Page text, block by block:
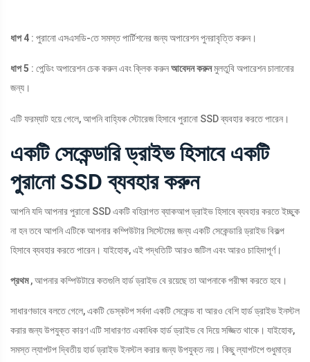
ধাপ 4 : পুরানো এসএসডি-তে সমস্ত পার্টিশনের জন্য অপারেশন পুনরাবৃত্তি করুন।
ধাপ 5 : পেন্ডিং অপারেশন চেক করুন এবং ক্লিক করুনআবেদন করুনমুলতুবি অপারেশন চালানোর
জন্য।
এটি ফরম্যাট হয়ে গেলে, আপনি বাহ্যিক স্টোরেজ হিসাবে পুরানো SSD ব্যবহার করতে পারেন।
একটি সেকেন্ডারি ড্রাইভ হিসাবে একটি
পুরানো SSD ব্যবহার করুন
আপনি যদি আপনার পুরানো SSD একটি বহিরাগত ব্যাকআপ ড্রাইভ হিসাবে ব্যবহার করতে ইচ্ছুক
না হন তবে আপনি এটিকে আপনার কম্পিউটার সিস্টেমের জন্য একটি সেকেন্ডারি ড্রাইভ বিকল্প
হিসাবে ব্যবহার করতে পারেন। যাইহোক, এই পদ্ধতিটি আরও জটিল এবং আরও চাহিদাপূর্ণ।
প্রথম, আপনার কম্পিউটারে কতগুলি হার্ড ড্রাইভ বে রয়েছে তা আপনাকে পরীক্ষা করতে হবে।
সাধারণভাবে বলতে গেলে, একটি ডেস্কটপ সর্বদা একটি সেকেন্ড বা আরও বেশি হার্ড ড্রাইভ ইনস্টল
করার জন্য উপযুক্ত কারণ এটি সাধারণত একাধিক হার্ড ড্রাইভ বে দিয়ে সজ্জিত থাকে। যাইহোক,
সমস্ত ল্যাপটপ দ্বিতীয় হার্ড ড্রাইভ ইনস্টল করার জন্য উপযুক্ত নয়। কিছু ল্যাপটপে শুধুমাত্র